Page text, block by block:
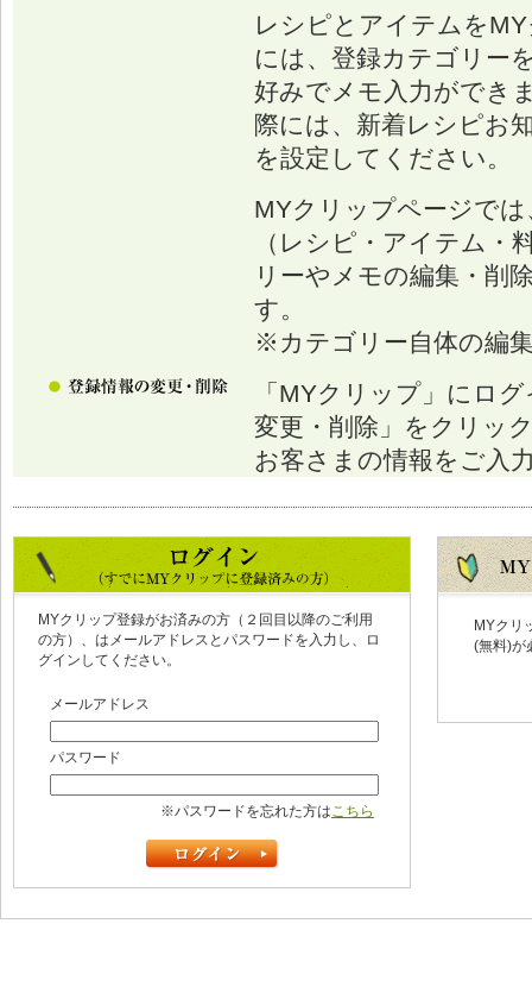
レシピとアイテムを
には、登録カテゴリー
好みでメモ入力ができ
際には、新着レシピお
を設定してください。
MYクリップページで
（レシピ・アイテム・
リーやメモの編集・削
す。
※カテゴリー自体の編
「MYクリップ」にロ
変更・削除」をクリッ
お客さまの情報をご入
MYクリップ登録がお済みの方（２回目以降のご利用
の方）、はメールアドレスとパスワードを入力し、ロ
グインしてください。
メールアドレス
パスワード
※パスワードを忘れた方はこちら
MYクリ
(無料)が